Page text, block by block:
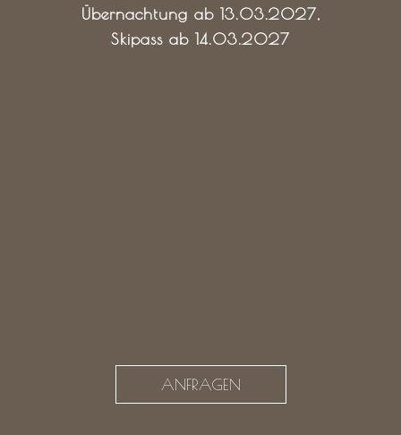
Übernachtung ab 13.03.2027,
Skipass ab 14.03.2027
ANFRAGEN